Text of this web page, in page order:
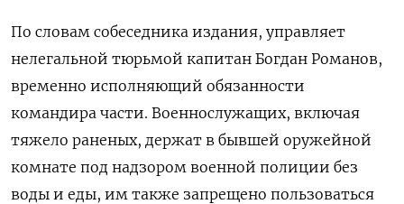
По словам собеседника издания, управляет
нелегальной тюрьмой капитан Богдан Романов,
временно исполняющий обязанности
командира части. Военнослужащих, включая
тяжело раненых, держат в бывшей оружейной
комнате под надзором военной полиции без
воды и еды, им также запрещено пользоваться